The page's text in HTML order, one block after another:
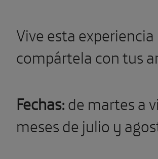
Vive esta experiencia
compártela con tus
Fechas:de martes a
meses de julio y